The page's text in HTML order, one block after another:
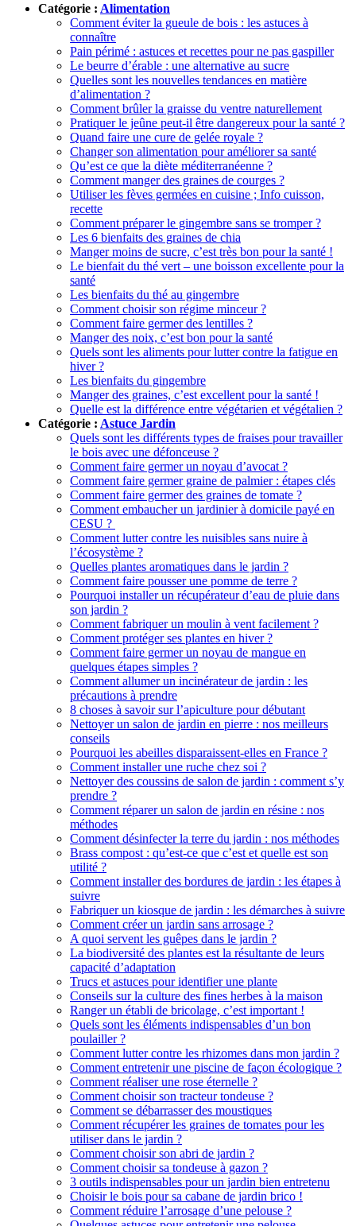
Catégorie : Alimentation
Comment éviter la gueule de bois : les astuces à
connaître
Pain périmé : astuces et recettes pour ne pas gaspiller
Le beurre d’érable : une alternative au sucre
Quelles sont les nouvelles tendances en matière
d’alimentation ?
Comment brûler la graisse du ventre naturellement
Pratiquer le jeûne peut-il être dangereux pour la santé ?
Quand faire une cure de gelée royale ?
Changer son alimentation pour améliorer sa santé
Qu’est ce que la diète méditerranéenne ?
Comment manger des graines de courges ?
Utiliser les fèves germées en cuisine ; Info cuisson,
recette
Comment préparer le gingembre sans se tromper ?
Les 6 bienfaits des graines de chia
Manger moins de sucre, c’est très bon pour la santé !
Le bienfait du thé vert – une boisson excellente pour la
santé
Les bienfaits du thé au gingembre
Comment choisir son régime minceur ?
Comment faire germer des lentilles ?
Manger des noix, c’est bon pour la santé
Quels sont les aliments pour lutter contre la fatigue en
hiver ?
Les bienfaits du gingembre
Manger des graines, c’est excellent pour la santé !
Quelle est la différence entre végétarien et végétalien ?
Catégorie : Astuce Jardin
Quels sont les différents types de fraises pour travailler
le bois avec une défonceuse ?
Comment faire germer un noyau d’avocat ?
Comment faire germer graine de palmier : étapes clés
Comment faire germer des graines de tomate ?
Comment embaucher un jardinier à domicile payé en
CESU ?
Comment lutter contre les nuisibles sans nuire à
l’écosystème ?
Quelles plantes aromatiques dans le jardin ?
Comment faire pousser une pomme de terre ?
Pourquoi installer un récupérateur d’eau de pluie dans
son jardin ?
Comment fabriquer un moulin à vent facilement ?
Comment protéger ses plantes en hiver ?
Comment faire germer un noyau de mangue en
quelques étapes simples ?
Comment allumer un incinérateur de jardin : les
précautions à prendre
8 choses à savoir sur l’apiculture pour débutant
Nettoyer un salon de jardin en pierre : nos meilleurs
conseils
Pourquoi les abeilles disparaissent-elles en France ?
Comment installer une ruche chez soi ?
Nettoyer des coussins de salon de jardin : comment s’y
prendre ?
Comment réparer un salon de jardin en résine : nos
méthodes
Comment désinfecter la terre du jardin : nos méthodes
Brass compost : qu’est-ce que c’est et quelle est son
utilité ?
Comment installer des bordures de jardin : les étapes à
suivre
Fabriquer un kiosque de jardin : les démarches à suivre
Comment créer un jardin sans arrosage ?
A quoi servent les guêpes dans le jardin ?
La biodiversité des plantes est la résultante de leurs
capacité d’adaptation
Trucs et astuces pour identifier une plante
Conseils sur la culture des fines herbes à la maison
Ranger un établi de bricolage, c’est important !
Quels sont les éléments indispensables d’un bon
poulailler ?
Comment lutter contre les rhizomes dans mon jardin ?
Comment entretenir une piscine de façon écologique ?
Comment réaliser une rose éternelle ?
Comment choisir son tracteur tondeuse ?
Comment se débarrasser des moustiques
Comment récupérer les graines de tomates pour les
utiliser dans le jardin ?
Comment choisir son abri de jardin ?
Comment choisir sa tondeuse à gazon ?
3 outils indispensables pour un jardin bien entretenu
Choisir le bois pour sa cabane de jardin brico !
Comment réduire l’arrosage d’une pelouse ?